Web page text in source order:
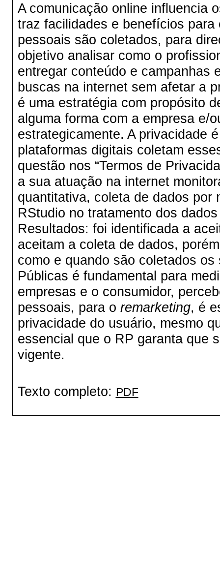
A comunicação online influencia
traz facilidades e benefícios
pessoais são coletados, para
objetivo analisar como o
entregar conteúdo e campanhas
buscas na internet sem afetar a
é uma estratégia com propósito
alguma forma com a empresa e/
estrategicamente. A privacidade
plataformas digitais coletam
questão nos “Termos de
a sua atuação na internet
quantitativa, coleta de dados por
RStudio no tratamento dos
Resultados: foi identificada a
aceitam a coleta de dados,
como e quando são coletados
Públicas é fundamental para
empresas e o consumidor,
pessoais, para o remarketing, é
privacidade do usuário, mesmo
essencial que o RP garanta que
vigente.
Texto completo: PDF